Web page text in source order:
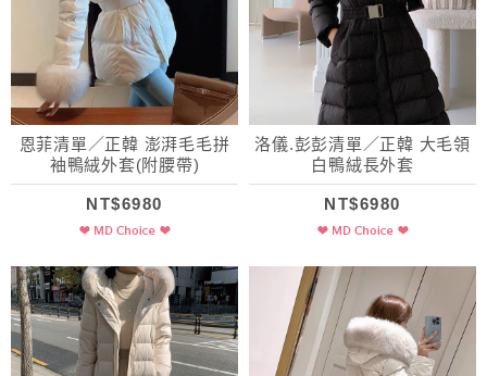
恩菲清單／正韓 澎湃毛毛拼
袖鴨絨外套(附腰帶)
NT$6980
洛儀.彭彭清單／正韓 大毛領
白鴨絨長外套
NT$6980